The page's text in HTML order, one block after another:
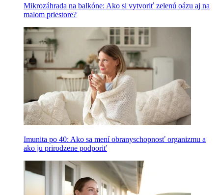
Mikrozáhrada na balkóne: Ako si vytvoriť zelenú oázu aj na
malom priestore?
Imunita po 40: Ako sa mení obranyschopnosť organizmu a
ako ju prirodzene podporiť